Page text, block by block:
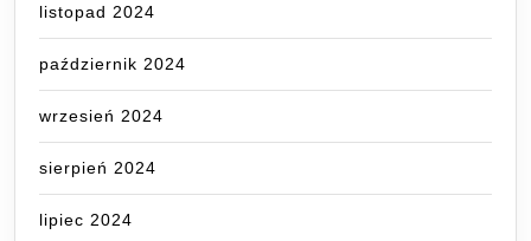
listopad 2024
październik 2024
wrzesień 2024
sierpień 2024
lipiec 2024